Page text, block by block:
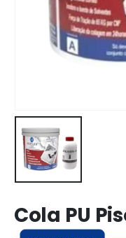
Cola PU